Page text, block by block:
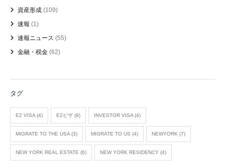
資産形成 (109)
速報 (1)
速報ニュース (55)
金融・税金 (62)
タグ
E2 VISA (4) E2ビザ (9) INVESTOR VISA (4)
MIGRATE TO THE USA (3) MIGRATE TO US (4) NEWYORK (7)
NEW YORK REAL ESTATE (6) NEW YORK RESIDENCY (4)